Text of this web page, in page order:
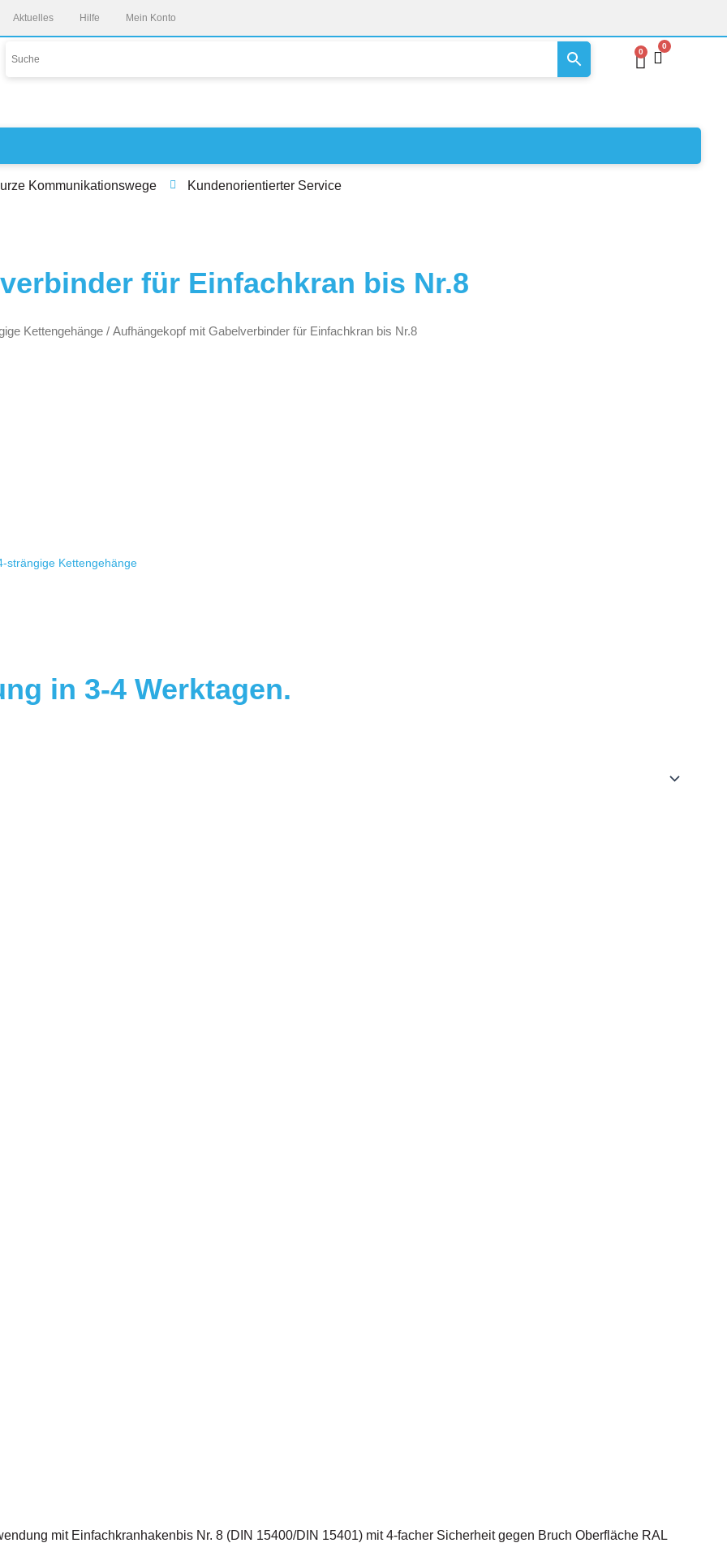
Aktuelles Hilfe Mein Konto
0
0
Kommunikationswege Kundenorientierter Service
für Einfachkran bis Nr.8
Kettengehänge / Aufhängekopf mit Gabelverbinder für Einfachkran bis Nr.8
strängige Kettengehänge
in 3-4 Werktagen.
mit Einfachkranhakenbis Nr. 8 (DIN 15400/DIN 15401) mit 4-facher Sicherheit gegen Bruch Oberfläche RAL